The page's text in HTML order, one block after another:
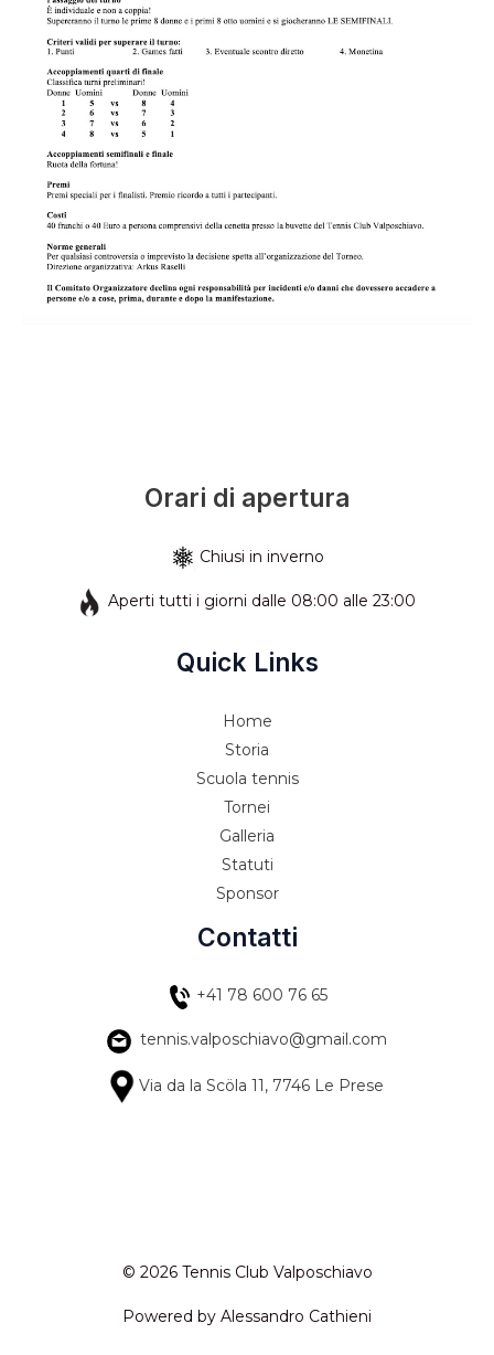
Orari di apertura
Chiusi in inverno
Aperti tutti i giorni dalle 08:00 alle 23:00
Quick Links
Home
Storia
Scuola tennis
Tornei
Galleria
Statuti
Sponsor
Contatti
+41 78 600 76 65
tennis.valposchiavo@gmail.com
Via da la Scöla 11, 7746 Le Prese
© 2026 Tennis Club Valposchiavo
Powered by Alessandro Cathieni